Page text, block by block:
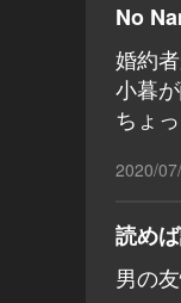
No
婚約
小暮
ちょ
2020/
読め
男の